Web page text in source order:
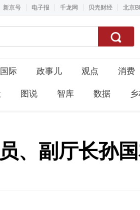
新京号 电子报 千龙网 贝壳财经 北京
国际 政事儿 观点 消费
图说 智库 数据
、副厅长孙